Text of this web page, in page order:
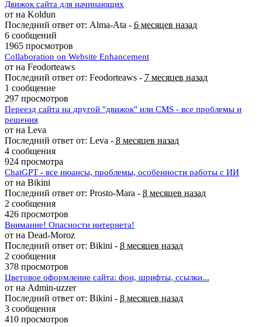
Движок сайта для начинающих
от на Koldun
Последний ответ от: Alma-Ata - 6 месяцев назад
6 сообщений
1965 просмотров
Collaboration on Website Enhancement
от на Feodorteaws
Последний ответ от: Feodorteaws - 7 месяцев назад
1 сообщение
297 просмотров
Переезд сайта на другой "движок" или CMS - все проблемы и
решения
от на Leva
Последний ответ от: Leva - 8 месяцев назад
4 сообщения
924 просмотра
ChatGPT - все нюансы, проблемы, особенности работы с ИИ
от на Bikini
Последний ответ от: Prosto-Mara - 8 месяцев назад
2 сообщения
426 просмотров
Внимание! Опасности интернета!
от на Dead-Moroz
Последний ответ от: Bikini - 8 месяцев назад
2 сообщения
378 просмотров
Цветовое оформление сайта: фон, шрифты, ссылки...
от на Admin-uzzer
Последний ответ от: Bikini - 8 месяцев назад
3 сообщения
410 просмотров